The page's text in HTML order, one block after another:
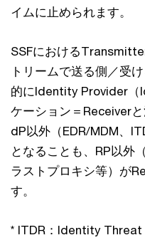
イムに止められます。
SSFにおける
トリームで送る側／受
的にIdentity Provider（
ケーション＝Receiver
dP以外（EDR/MDM、
となることも、RP以外
ラストプロキシ等）が
す。
* ITDR：Identity